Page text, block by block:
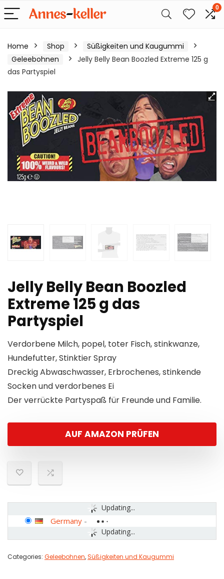
0
Home Shop
Süßigkeiten und Kaugummi
Geleebohnen
Jelly Belly Bean Boozled Extreme 125 g
das Partyspiel
Jelly Belly Bean Boozled
Extreme 125 g das
Partyspiel
Verdorbene Milch, popel, toter Fisch, stinkwanze,
Hundefutter, Stinktier Spray
Dreckig Abwaschwasser, Erbrochenes, stinkende
Socken und verdorbenes Ei
Der verrückte Partyspaß für Freunde und Familie.
AUF AMAZON PRÜFEN
Updating...
Updating...
Germany -
Categories: Geleebohnen,Süßigkeiten und Kaugummi